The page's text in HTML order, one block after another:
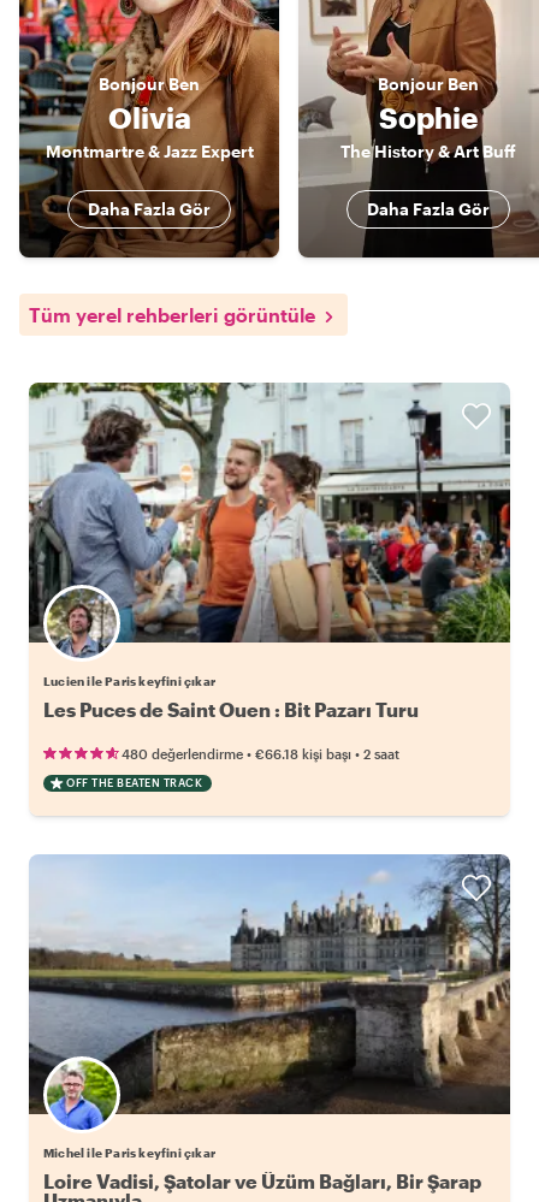
BonjourBen
Olivia
Montmartre & Jazz Expert
Daha Fazla Gör
BonjourBen
Sophie
The History & Art Buff
Daha Fazla Gör
Tüm yerel rehberleri görüntüle
Lucien ile Paris keyfini çıkar
Les Puces de Saint Ouen : Bit Pazarı Turu
480 değerlendirme • €66.18 kişi başı • 2 saat
OFF THE BEATEN TRACK
Michel ile Paris keyfini çıkar
Loire Vadisi, Şatolar ve Üzüm Bağları, Bir Şarap